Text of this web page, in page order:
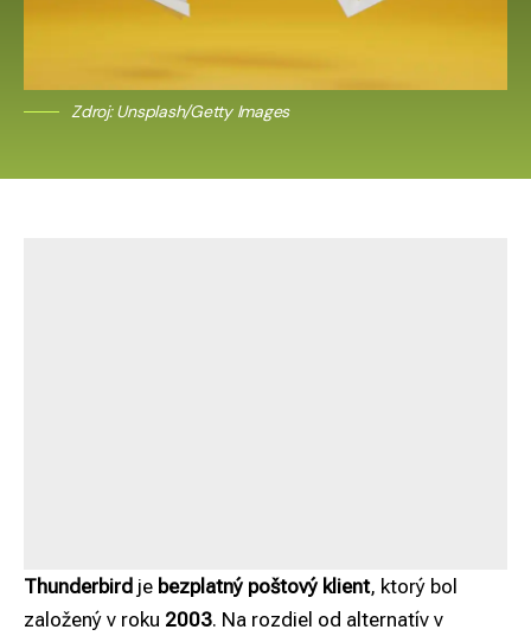
Zdroj: Unsplash/Getty Images
Thunderbird je bezplatný poštový klient, ktorý bol
založený v roku 2003. Na rozdiel od alternatív v